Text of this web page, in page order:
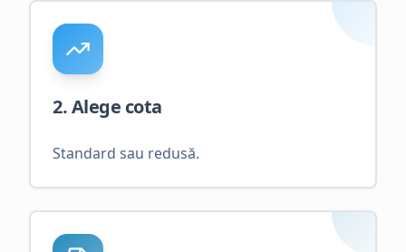
2. Alege cota
Standard sau redusă.